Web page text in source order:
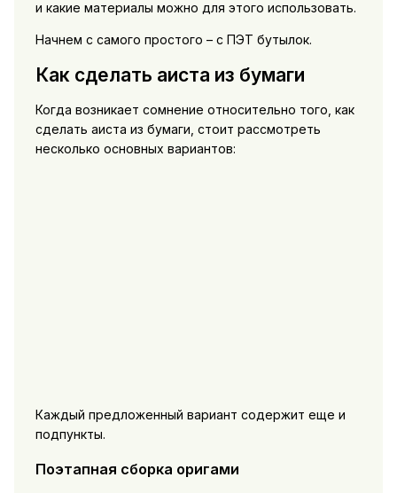
и какие материалы можно для этого использовать.
Начнем с самого простого – с ПЭТ бутылок.
Как сделать аиста из бумаги
Когда возникает сомнение относительно того, как
сделать аиста из бумаги, стоит рассмотреть
несколько основных вариантов:
Каждый предложенный вариант содержит еще и
подпункты.
Поэтапная сборка оригами